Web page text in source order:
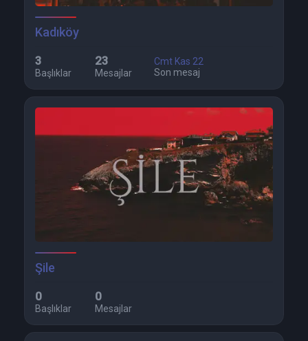
Kadıköy
3
Başlıklar
23
Mesajlar
Cmt Kas 22
Son mesaj
Şile
0
Başlıklar
0
Mesajlar